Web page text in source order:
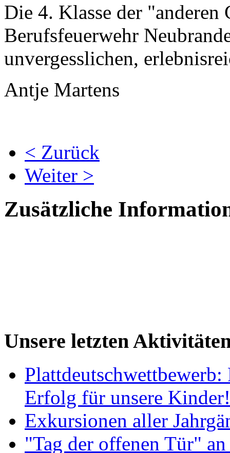
Die 4. Klasse der
Berufsfeuerwehr
unvergesslichen,
Antje Martens
< Zurück
Weiter >
Zusätzliche
Unsere letzten
Erfolg für unsere Kinder!
Exkursionen aller
"Tag der offenen Tür"